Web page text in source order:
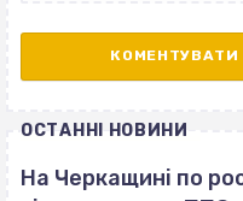
ОСТАННІ НОВИНИ
На Черкащині по